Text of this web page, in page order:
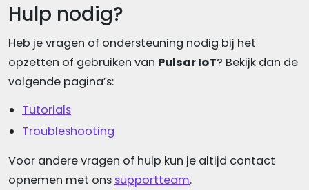
Hulp nodig?
Heb je vragen of ondersteuning nodig bij het
opzetten of gebruiken van Pulsar IoT? Bekijk dan de
volgende pagina’s:
Tutorials
Troubleshooting
Voor andere vragen of hulp kun je altijd contact
opnemen met ons supportteam.